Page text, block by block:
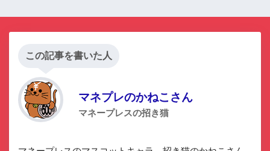
この記事を書いた人
マネプレのかねこさん
マネープレスの招き猫